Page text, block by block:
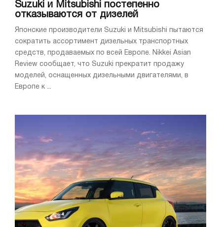
Suzuki и Mitsubishi постепенно
отказываются от дизелей
Японские производители Suzuki и Mitsubishi пытаются
сократить ассортимент дизельных транспортных
средств, продаваемых по всей Европе. Nikkei Asian
Review сообщает, что Suzuki прекратит продажу
моделей, оснащенных дизельными двигателями, в
Европе к ...